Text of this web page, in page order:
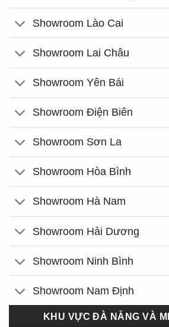
Showroom Lào Cai
Showroom Lai Châu
Showroom Yên Bái
Showroom Điện Biên
Showroom Sơn La
Showroom Hòa Bình
Showroom Hà Nam
Showroom Hải Dương
Showroom Ninh Bình
Showroom Nam Định
KHU VỰC ĐÀ NẴNG VÀ